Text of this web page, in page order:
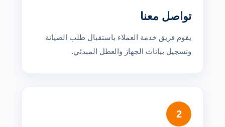
تواصل معنا
يقوم فريق خدمة العملاء باستقبال طلب الصيانة
وتسجيل بيانات الجهاز والعطل المبدئي.
2